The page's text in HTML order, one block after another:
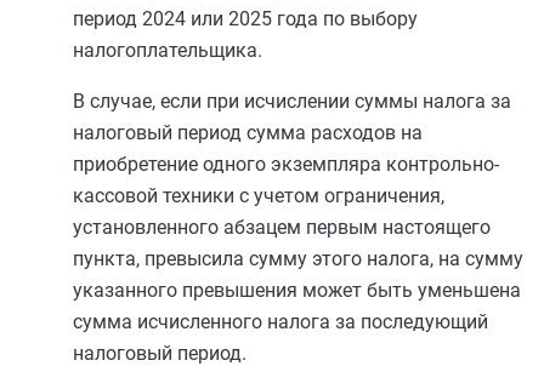
период 2024 или 2025 года по выбору
налогоплательщика.
В случае, если при исчислении суммы налога за
налоговый период сумма расходов на
приобретение одного экземпляра контрольно-
кассовой техники с учетом ограничения,
установленного абзацем первым настоящего
пункта, превысила сумму этого налога, на сумму
указанного превышения может быть уменьшена
сумма исчисленного налога за последующий
налоговый период.